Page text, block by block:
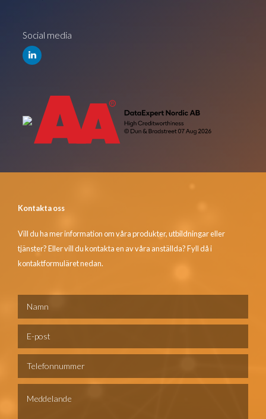
Social media
Kontakta oss
Vill du ha mer information om våra produkter, utbildningar eller
tjänster? Eller vill du kontakta en av våra anställda? Fyll då i
kontaktformuläret nedan.